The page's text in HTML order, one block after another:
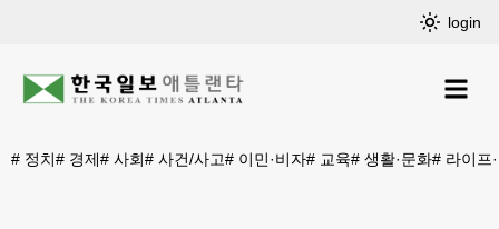
login
# 정치# 경제# 사회# 사건/사고# 이민·비자# 교육# 생활·문화# 라이프